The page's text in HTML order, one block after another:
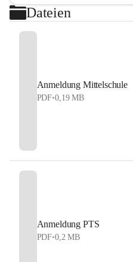
Dateien
Anmeldung Mittelschule
PDF•0,19 MB
Anmeldung PTS
PDF•0,2 MB